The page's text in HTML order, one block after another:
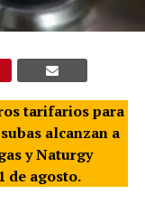
tarifarios para
alcanzan a
y Naturgy
de agosto.